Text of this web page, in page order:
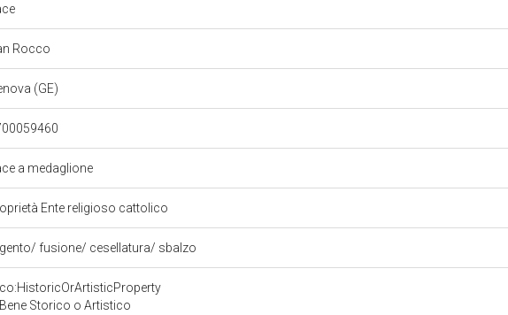
Rocco
(GE)
a medaglione
Ente religioso cattolico
fusione/ cesellatura/ sbalzo
Bene Storico o Artistico